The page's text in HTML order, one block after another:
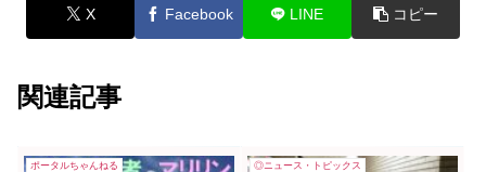
X Facebook LINE コピー
関連記事
ポータルちゃんねる ◎ニュース・トピックス